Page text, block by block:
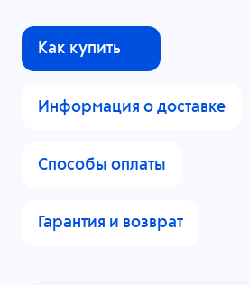
Как купить
Информация о доставке
Способы оплаты
Гарантия и возврат